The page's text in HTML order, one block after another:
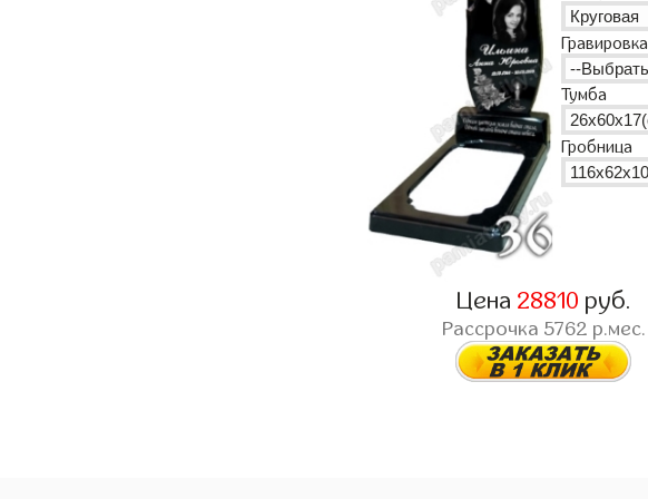
Гравировка
Тумба
Гробница
Цена 28810 руб.
Рассрочка 5762 р.мес.